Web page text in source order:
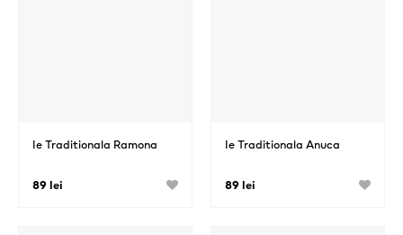
Ie Traditionala Ramona
89 lei
Ie Traditionala Anuca
89 lei